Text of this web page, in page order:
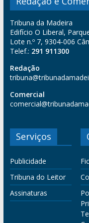
Tribuna da Madeira
Edifício O Liberal,
Lote n.º 7, 9304-006
Telef.: 291 911300
Redação
Comercial
Serviços
Publicidade
Tribuna do Leitor
Assinaturas